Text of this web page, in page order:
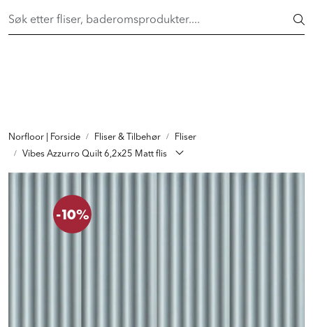
FAST LAVPRIS på en rekke fliser og baderomsprodukter. Shop
Norfloor | Forside Fliser & Tilbehør
Fliser
Vibes Azzurro Quilt 6,2x25 Matt flis
-10%
INTERIØR
INSPIRASJON
Lenker